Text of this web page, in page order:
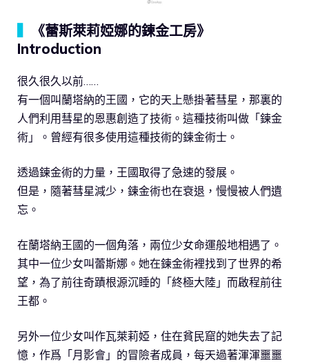
《蕾斯萊莉婭娜的鍊金工房》
Introduction
很久很久以前……
有一個叫蘭塔納的王國，它的天上懸掛著彗星，那裏的
人們利用彗星的恩惠創造了技術。這種技術叫做「鍊金
術」。曾經有很多使用這種技術的鍊金術士。
透過鍊金術的力量，王國取得了急速的發展。
但是，隨著彗星減少，鍊金術也在衰退，慢慢被人們遺
忘。
在蘭塔納王國的一個角落，兩位少女命運般地相遇了。
其中一位少女叫蕾斯娜。她在鍊金術裡找到了世界的希
望，為了前往奇蹟根源沉睡的「終極大陸」而啟程前往
王都。
另外一位少女叫作瓦萊莉婭，住在貧民窟的她失去了記
憶，作爲「月影會」的冒險者成員，每天過著渾渾噩噩